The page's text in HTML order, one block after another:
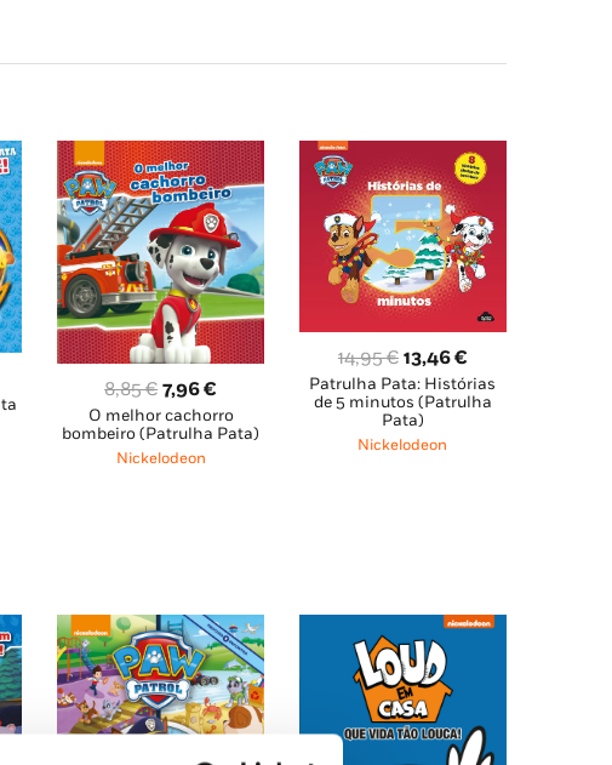
8,85€ O
preço
original
7,96€
preço
atual
O melhor cachorro
bombeiro (Patrulha Pata)
Nickelodeon
14,95€ O
preço
original
era:
13,46€O
preço
Patrulha Pata: Histórias
de 5 minutos (Patrulha
Pata)
Nickelodeon